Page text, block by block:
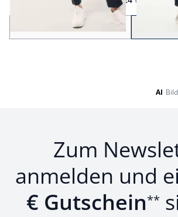
Zurück
AI
Zum
anmelden und
€ Gutschein**